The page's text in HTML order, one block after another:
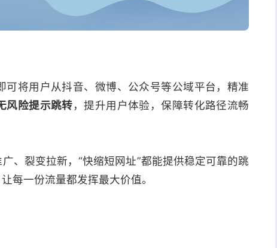
将用户从抖音、微博、公众号等公域平台，精准
风险提示跳转，提升用户体验，保障转化路径流畅
、裂变拉新，“快缩短网址”都能提供稳定可靠的跳
每一份流量都发挥最大价值。